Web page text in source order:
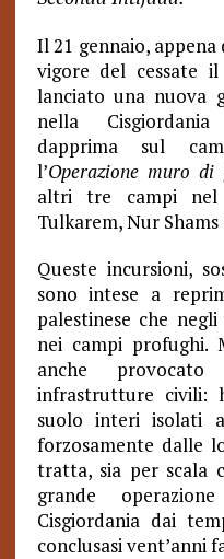
Il 21 gennaio,
vigore del cessate
lanciato una nuova
nella
dapprima sul
l’Operazione muro di
altri tre campi nel
Tulkarem, Nur Shams
Queste incursioni,
sono intese a
palestinese che
nei campi profughi.
anche
infrastrutture civili:
suolo interi isolati
forzosamente dalle
tratta, sia per scala
grande
Cisgiordania dai
conclusasi vent’anni